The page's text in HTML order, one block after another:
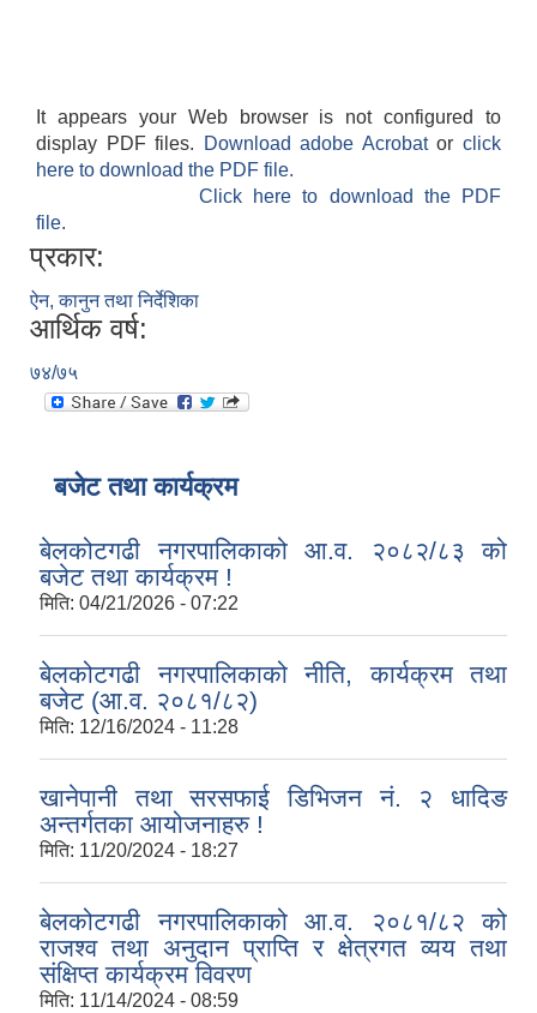
It appears your Web browser is not configured to
display PDF files.
Download adobe Acrobatorclick
here to download the PDF file.
Click here to download the PDF
file.
प्रकार:
ऐन, कानुन तथा निर्देशिका
आर्थिक वर्ष:
७४/७५
बजेट तथा कार्यक्रम
बेलकोटगढी नगरपालिकाको आ.व. २०८२/८३ को
बजेट तथा कार्यक्रम !
मिति: 04/21/2026 - 07:22
बेलकोटगढी नगरपालिकाको नीति, कार्यक्रम तथा
बजेट (आ.व. २०८१/८२)
मिति: 12/16/2024 - 11:28
खानेपानी तथा सरसफाई डिभिजन नं. २ धादिङ
अन्तर्गतका आयोजनाहरु !
मिति: 11/20/2024 - 18:27
बेलकोटगढी नगरपालिकाको आ.व. २०८१/८२ को
राजश्व तथा अनुदान प्राप्ति र क्षेत्रगत व्यय तथा
संक्षिप्त कार्यक्रम विवरण
मिति: 11/14/2024 - 08:59